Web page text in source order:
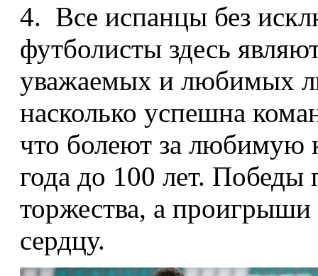
4. Все испанцы без
футболисты здесь
уважаемых и любимых
насколько успешна
что болеют за любимую
года до 100 лет. Победы
торжества, а
сердцу.